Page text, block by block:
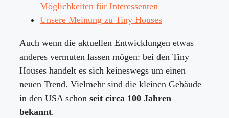
Möglichkeiten für Interessenten
Unsere Meinung zu Tiny Houses
Auch wenn die aktuellen Entwicklungen etwas
anderes vermuten lassen mögen: bei den Tiny
Houses handelt es sich keineswegs um einen
neuen Trend. Vielmehr sind die kleinen Gebäude
in den USA schon seit circa 100 Jahren
bekannt.